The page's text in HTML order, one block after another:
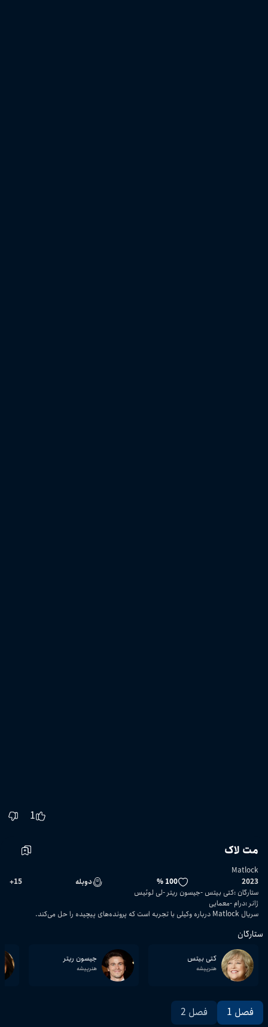
1
مت لاک
Matlock
2023
100 % دوبله 15
+
ستارگان :کتی بیتس جیسون ریتر لی لوئیس
ژانر:درام معمایی
سریال Matlock درباره وکیلی با تجربه است که پرونده‌های پیچیده را حل می‌کند.
ستارگان
کتی بیتس
هنرپیشه
جیسون ریتر
هنرپیشه
فصل 1 فصل 2